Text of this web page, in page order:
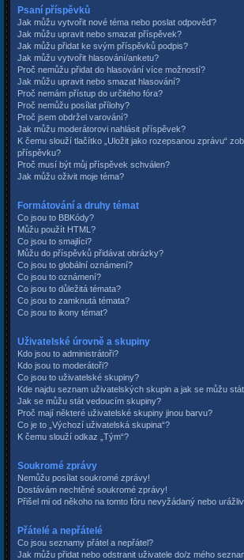
Psaní příspěvků
Jak můžu vytvořit nové téma nebo poslat odpověď?
Jak můžu upravit nebo smazat příspěvek?
Jak můžu přidat ke svým příspěvků podpis?
Jak můžu vytvořit hlasování/anketu?
Proč nemůžu přidat do hlasování více možností?
Jak můžu upravit nebo smazat hlasování?
Proč nemám přístup do určitého fóra?
Proč nemůžu posílat přílohy?
Proč jsem obdržel varování?
Jak můžu moderátorovi nahlásit příspěvek?
K čemu slouží tlačítko „Uložit jako rozepsanou zprávu“
příspěvku?
Proč musí být můj příspěvek schválen?
Jak můžu oživit moje téma?
Formátování a druhy témat
Co jsou to BBKódy?
Můžu použít HTML?
Co jsou to smajlíci?
Můžu do příspěvků přidávat obrázky?
Co jsou to globální oznámení?
Co jsou to oznámení?
Co jsou to důležitá témata?
Co jsou to zamknutá témata?
Co jsou to ikony témat?
Uživatelské úrovně a skupiny
Kdo jsou to administrátoři?
Kdo jsou to moderátoři?
Co jsou to uživatelské skupiny?
Kde najdu seznam uživatelských skupin a jak se můžu
Jak se můžu stát vedoucím skupiny?
Proč mají některé uživatelské skupiny jinou barvu?
Co je to „Výchozí uživatelská skupina“?
K čemu slouží odkaz „Tým“?
Soukromé zprávy
Nemůžu posílat soukromé zprávy!
Dostávám nechtěné soukromé zprávy!
Přišel mi od někoho na tomto fóru nevyžádaný nebo
Přátelé a nepřátelé
Co jsou seznamy přátel a nepřátel?
Jak můžu přidat nebo odstranit uživatele do/z mého